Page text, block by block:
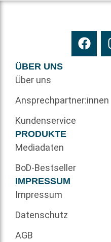
ÜBER UNS
Über uns
Ansprechpartner:innen
Kundenservice
PRODUKTE
Mediadaten
BoD-Bestseller
IMPRESSUM
Impressum
Datenschutz
AGB